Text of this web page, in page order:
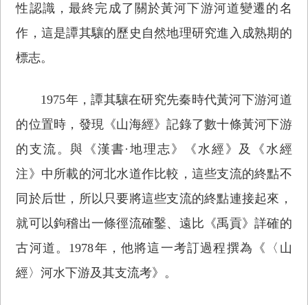
性認識，最終完成了關於黃河下游河道變遷的名
作，這是譚其驤的歷史自然地理研究進入成熟期的
標志。
1975年，譚其驤在研究先秦時代黃河下游河道
的位置時，發現《山海經》記錄了數十條黃河下游
的支流。與《漢書·地理志》《水經》及《水經
注》中所載的河北水道作比較，這些支流的終點不
同於后世，所以只要將這些支流的終點連接起來，
就可以鉤稽出一條徑流確鑿、遠比《禹貢》詳確的
古河道。1978年，他將這一考訂過程撰為《〈山
經〉河水下游及其支流考》。